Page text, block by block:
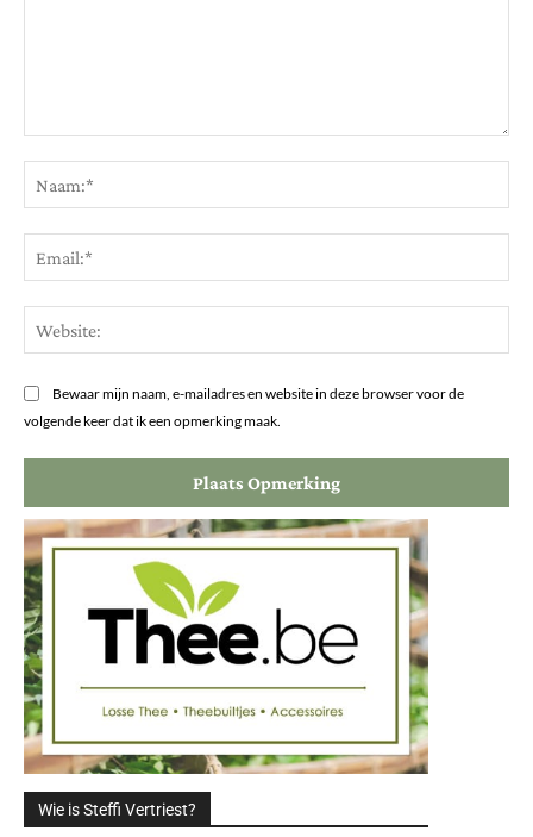
Bewaar mijn naam, e-mailadres en website in deze browser voor de
volgende keer dat ik een opmerking maak.
Wie is Steffi Vertriest?